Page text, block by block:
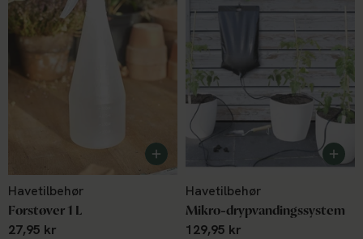
Havetilbehør
Forstøver 1 L
27,95 kr
Havetilbehør
Mikro-drypvandingssystem
129,95 kr